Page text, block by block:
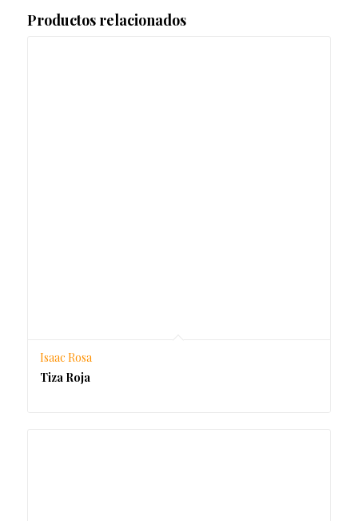
Productos relacionados
Isaac Rosa
Tiza Roja